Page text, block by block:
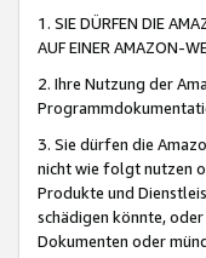
1. SIE DÜRFEN DIE
AUF EINER AMAZON-
2. Ihre Nutzung der
3. Sie dürfen die
nicht wie folgt nutzen
Produkte und
schädigen könnte,
Dokumenten oder